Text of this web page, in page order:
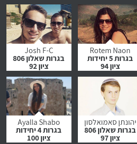
לחץ לצפייה
בהמלצה
לחץ לצפייה
בהמלצה
Rotem Naon
בגרות 5 יחידות
ציון 94
לחץ לצפייה
בהמלצה
Josh F-C
בגרות שאלון 806
ציון 92
לחץ לצפייה
בהמלצה
יהונתן סאמואלסון
בגרות שאלון 806
ציון 97
Ayalla Shabo
בגרות 4 יחידות
ציון 100